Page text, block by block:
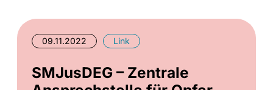
09.11.2022 Link
SMJusDEG – Zentrale